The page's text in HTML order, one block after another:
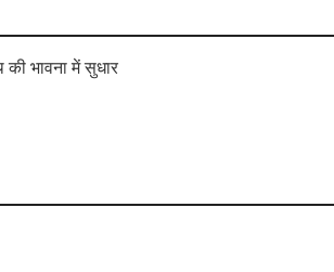
भावना में सुधार